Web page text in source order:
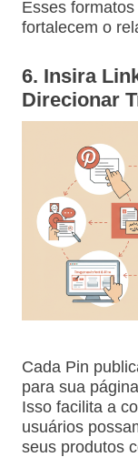
Esses
fortalecem o
6. Insira
Direcionar
Cada Pin
para sua
Isso facilita a
usuários
seus produtos